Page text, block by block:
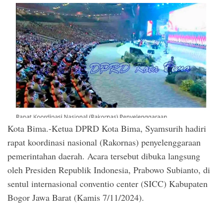
Kota Bima.-Ketua DPRD Kota Bima, Syamsurih hadiri
rapat koordinasi nasional (Rakornas) penyelenggaraan
pemerintahan daerah. Acara tersebut dibuka langsung
oleh Presiden Republik Indonesia, Prabowo Subianto, di
sentul internasional conventio center (SICC) Kabupaten
Bogor Jawa Barat (Kamis 7/11/2024).